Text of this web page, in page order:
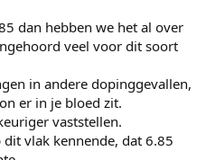
dan hebben we het al over
veel voor dit soort
in andere dopinggevallen,
er in je bloed zit.
vaststellen.
vlak kennende, dat 6.85